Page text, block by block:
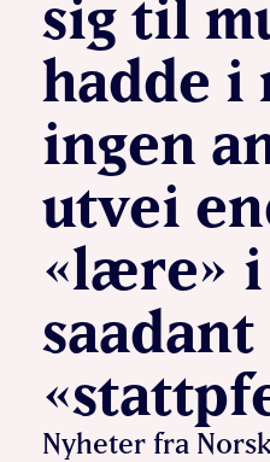
sig til
hadde i
ingen
utvei
«lære»
saadant
Nyheter fra